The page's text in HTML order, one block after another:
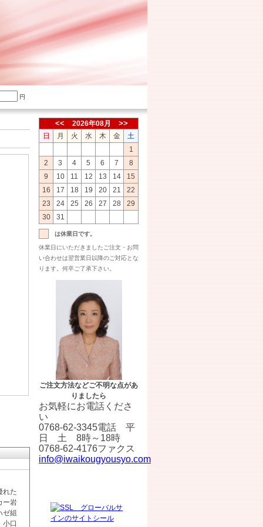
円
れた
ー岩
ゼ組
小口
2026年08月
日
月 火 水 木 金
土
1
2
3 4 5 6 7
8
9
10 11 12 13 14
15
16
17 18 19 20 21
22
23
24 25 26 27 28
29
30
31
は休業日です。
休業日にいただきましたご注文・お問
い合わせは翌営業日以降のご対応とな
ります。何卒ご了承下さい。
ご注文方法などご不明な点があ
りましたら
お気軽にお電話くださ
い
0768-62-3345電話 平
日 土 8時～18時
0768-62-4176ファクス
info@iwaikougyousyo.com